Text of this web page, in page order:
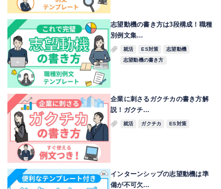
志望動機の書き方は3段構成！職種
別例文集…
就活 ES対策
志望動機
志望動機の書き方
企業に刺さるガクチカの書き方解
説！ガクチ…
就活 ガクチカ ES対策
インターンシップの志望動機は準
備が不可欠…